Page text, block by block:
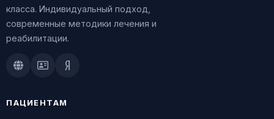
класса. Индивидуальный подход,
современные методики лечения и
реабилитации.
Doctu.ruПроДокторов
Яндекс.Здоровье
ПАЦИЕНТАМ